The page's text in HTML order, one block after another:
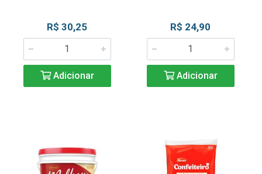
R$ 30,25
Adicionar
R$ 24,90
Adicionar